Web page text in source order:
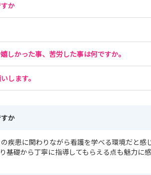
か
しかった事、苦労した事は何ですか。
します。
か
疾患に関わりながら看護を学べる環境だと感
基礎から丁寧に指導してもらえる点も魅力に